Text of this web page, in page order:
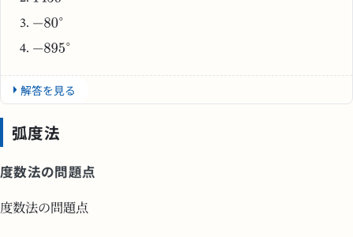
解答を見る
弧度法
度数法の問題点
度数法の問題点